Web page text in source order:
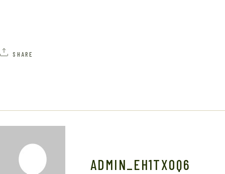
SHARE
ADMIN_EH1TXOQ6